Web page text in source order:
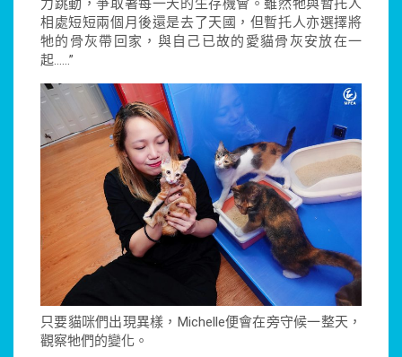
相處短短兩個月後還是去了天國，但暫托人亦選擇將
牠的骨灰帶回家，與自己已故的愛貓骨灰安放在一
起……”
只要貓咪們出現異樣，Michelle便會在旁守候一整天，
觀察牠們的變化。